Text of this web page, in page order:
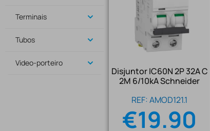
Terminais
Tubos
Video-porteiro
Disjuntor IC60N 2P 32A C
2M 6/10kA Schneider
REF: AMOD121.1
€19.90